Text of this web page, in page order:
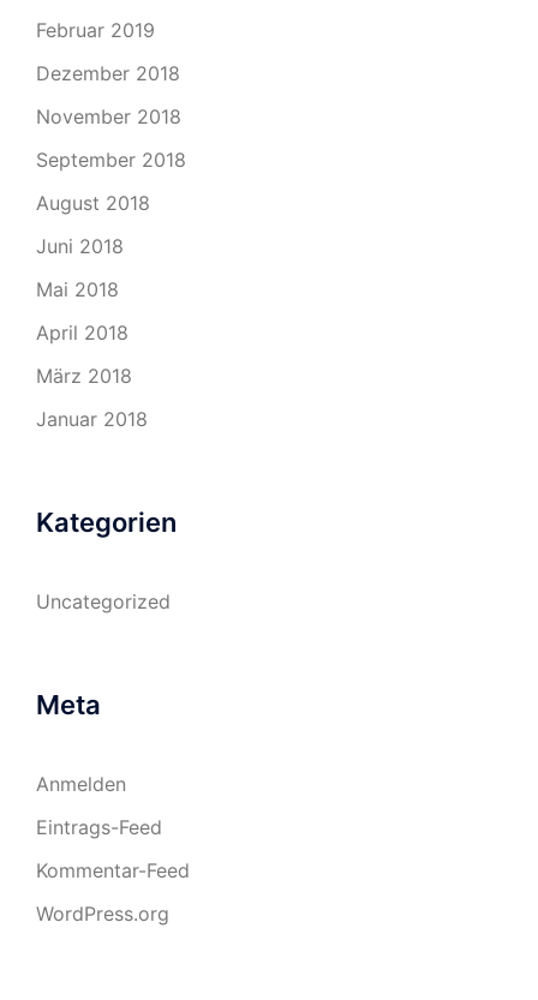
Februar 2019
Dezember 2018
November 2018
September 2018
August 2018
Juni 2018
Mai 2018
April 2018
März 2018
Januar 2018
Kategorien
Uncategorized
Meta
Anmelden
Eintrags-Feed
Kommentar-Feed
WordPress.org